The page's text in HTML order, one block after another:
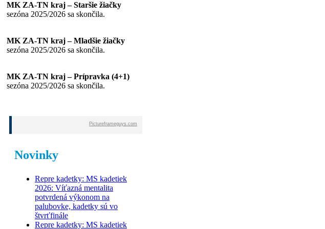
MK ZA-TN kraj – Staršie žiačky
sezóna 2025/2026 sa skončila.
MK ZA-TN kraj – Mladšie žiačky
sezóna 2025/2026 sa skončila.
MK ZA-TN kraj – Prípravka (4+1)
sezóna 2025/2026 sa skončila.
Pictureframeguys.com
Novinky
Repre kadetky: MS kadetiek
2026: Víťazná mentalita
potvrdená výkonom na
palubovke, kadetky sú vo
štvrťfinále
Repre kadetky: MS kadetiek